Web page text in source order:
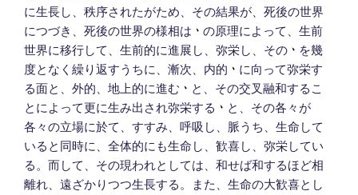
に生長し、秩序されたがため、その結果が、死後の世界
につづき、死後の世界の様相は
の原理によって、生前
世界に移行して、生前的に進展し、弥栄し、その
を幾
度となく繰り返すうちに、漸次、内的
に向って弥栄す
る面と、外的、地上的に進む
と、その交叉融和するこ
とによって更に生み出され弥栄する
と、その各々が
各々の立場に於て、すすみ、呼吸し、脈うち、生命して
いると同時に、全体的にも生命し、歓喜し、弥栄してい
る。而して、その現われとしては、和せば和するほど相
離れ、遠ざかりつつ生長する。また、生命の大歓喜とし